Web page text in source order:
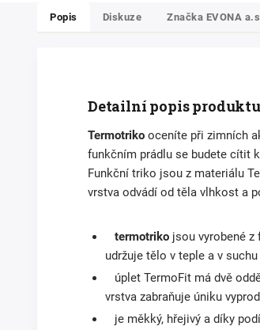
Popis Diskuze Značka EVONA
Detailní popis produktu
Termotriko oceníte při zimních
funkčním prádlu se budete cítit
Funkční triko jsou z materiálu
vrstva odvádí od těla vlhkost a
termotriko jsou vyrobené
udržuje tělo v teple a v suchu
úplet TermoFit má dvě
vrstva zabraňuje úniku
je měkký, hřejivý a díky